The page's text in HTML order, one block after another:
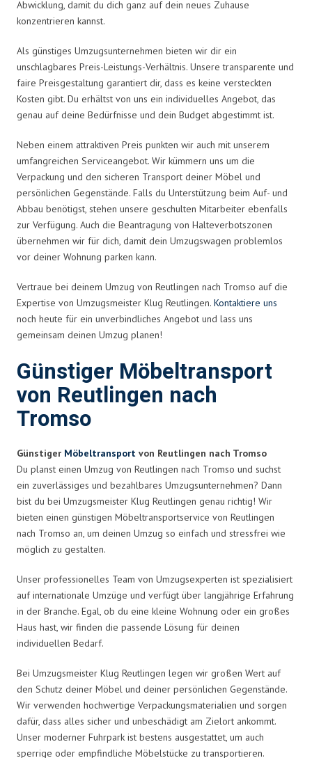
Abwicklung, damit du dich ganz auf dein neues Zuhause
konzentrieren kannst.
Als günstiges Umzugsunternehmen bieten wir dir ein
unschlagbares Preis-Leistungs-Verhältnis. Unsere transparente und
faire Preisgestaltung garantiert dir, dass es keine versteckten
Kosten gibt. Du erhältst von uns ein individuelles Angebot, das
genau auf deine Bedürfnisse und dein Budget abgestimmt ist.
Neben einem attraktiven Preis punkten wir auch mit unserem
umfangreichen Serviceangebot. Wir kümmern uns um die
Verpackung und den sicheren Transport deiner Möbel und
persönlichen Gegenstände. Falls du Unterstützung beim Auf- und
Abbau benötigst, stehen unsere geschulten Mitarbeiter ebenfalls
zur Verfügung. Auch die Beantragung von Halteverbotszonen
übernehmen wir für dich, damit dein Umzugswagen problemlos
vor deiner Wohnung parken kann.
Vertraue bei deinem Umzug von Reutlingen nach Tromso auf die
Expertise von Umzugsmeister Klug Reutlingen. Kontaktiere uns
noch heute für ein unverbindliches Angebot und lass uns
gemeinsam deinen Umzug planen!
Günstiger Möbeltransport
von Reutlingen nach
Tromso
Günstiger Möbeltransport von Reutlingen nach Tromso
Du planst einen Umzug von Reutlingen nach Tromso und suchst
ein zuverlässiges und bezahlbares Umzugsunternehmen? Dann
bist du bei Umzugsmeister Klug Reutlingen genau richtig! Wir
bieten einen günstigen Möbeltransportservice von Reutlingen
nach Tromso an, um deinen Umzug so einfach und stressfrei wie
möglich zu gestalten.
Unser professionelles Team von Umzugsexperten ist spezialisiert
auf internationale Umzüge und verfügt über langjährige Erfahrung
in der Branche. Egal, ob du eine kleine Wohnung oder ein großes
Haus hast, wir finden die passende Lösung für deinen
individuellen Bedarf.
Bei Umzugsmeister Klug Reutlingen legen wir großen Wert auf
den Schutz deiner Möbel und deiner persönlichen Gegenstände.
Wir verwenden hochwertige Verpackungsmaterialien und sorgen
dafür, dass alles sicher und unbeschädigt am Zielort ankommt.
Unser moderner Fuhrpark ist bestens ausgestattet, um auch
sperrige oder empfindliche Möbelstücke zu transportieren.